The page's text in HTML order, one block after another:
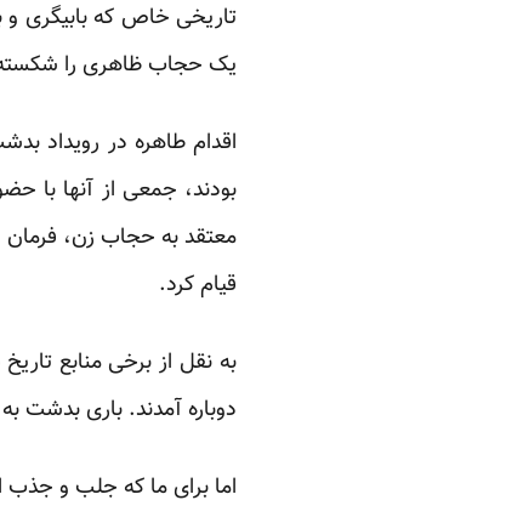
تاریخی خاص که بابیگری و
یک حجاب ظاهری را شکسته
اقدام طاهره در رویداد
بودند، جمعی از آنها با
معتقد به حجاب زن، فرمان
قیام کرد.
به نقل از برخی منابع
دوباره آمدند. باری بدشت
اما برای ما که جلب و جذب